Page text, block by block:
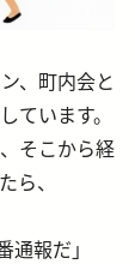
、町内会と
ています。
そこから経
ら、
通報だ」